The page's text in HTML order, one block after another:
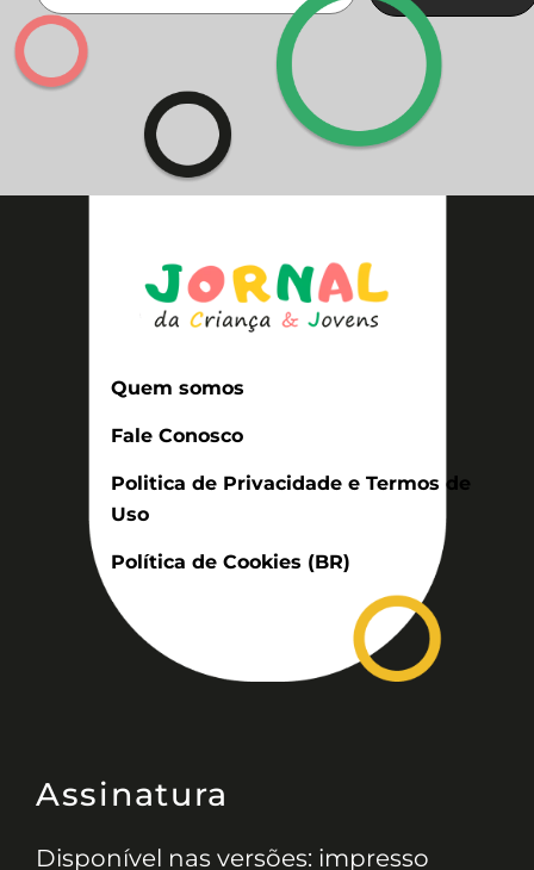
Quem somos
Fale Conosco
Politica de Privacidade e Termos de
Uso
Política de Cookies (BR)
Assinatura
Disponível nas versões: impresso